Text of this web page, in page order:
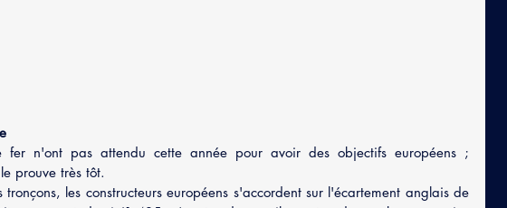
fer n'ont pas attendu cette année pour avoir des objectifs européens ;
prouve très tôt.
tronçons, les constructeurs européens s'accordent sur l'écartement anglais de